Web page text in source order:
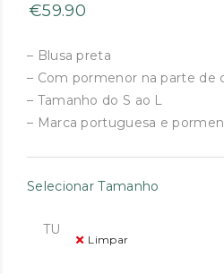
€59.90
– Blusa preta
– Com pormenor na parte de
– Tamanho do S ao L
– Marca portuguesa e
Selecionar Tamanho
TU
Limpar